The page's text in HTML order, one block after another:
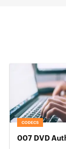
CODECS
007 DVD